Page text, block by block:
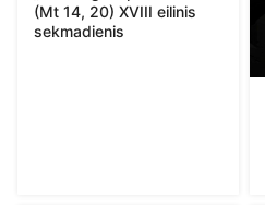
(Mt 14, 20) XVIII eilinis
sekmadienis